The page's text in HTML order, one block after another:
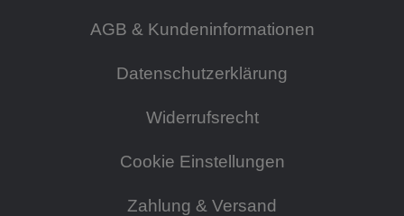
AGB & Kundeninformationen
Datenschutzerklärung
Widerrufsrecht
Cookie Einstellungen
Zahlung & Versand